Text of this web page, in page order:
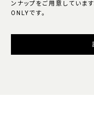
ンナップをご用意していま
ONLYです。